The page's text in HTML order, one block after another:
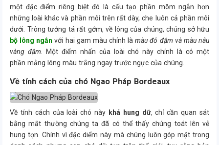
một đặc điểm riêng biệt đó là cấu tạo phần mõm ngắn hơn
những loài khác và phần môi trên rất dày, che luôn cả phần môi
dưới. Trông tướng tá rất gớm, về lông của chúng, chúng sở hữu
bộ lông ngắn với hai gam màu chính làmàu đỏ đậm và màu nâu
vàng đậm . Một điểm nhấn của loài chó này chính là có một
phần mảng lông màu trắng ngay trước ngực của chúng.
Về tính cách của chó Ngao Pháp Bordeaux
Về tính cách của loài chó này khá hung dữ, chỉ cần quan sát
bằng mắt thường chúng ta đã có thể thấy chúng toát lên vẻ
hung tợn. Chính vì đặc diểm này mà chúng luôn góp mặt trong